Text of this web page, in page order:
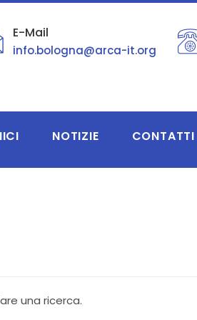
E-Mail
info.bologna@arca-it.org
NOTIZIE CONTATTI
una ricerca.